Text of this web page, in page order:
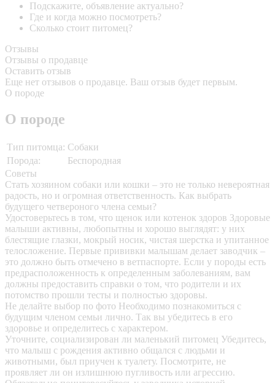
Подскажите, объявление актуально?
Где и когда можно посмотреть?
Сколько стоит питомец?
Отзывы
Отзывы о продавце
Оставить отзыв
Еще нет отзывов о продавце. Ваш отзыв будет первым.
О породе
О породе
Тип питомца: Собаки
Порода:
Беспородная
Советы
Стать хозяином собаки или кошки – это не только невероятная
радость, но и огромная ответственность. Как выбрать
будущего четвероного члена семьи?
Удостоверьтесь в том, что щенок или котенок здоров Здоровые
малыши активны, любопытны и хорошо выглядят: у них
блестящие глазки, мокрый носик, чистая шерстка и упитанное
телосложение. Первые прививки малышам делает заводчик –
это должно быть отмечено в ветпаспорте. Если у породы есть
предрасположенность к определенным заболеваниям, вам
должны предоставить справки о том, что родители и их
потомство прошли тесты и полностью здоровы.
Не делайте выбор по фото Необходимо познакомиться с
будущим членом семьи лично. Так вы убедитесь в его
здоровье и определитесь с характером.
Уточните, социализирован ли маленький питомец Убедитесь,
что малыш с рождения активно общался с людьми и
животными, был приучен к туалету. Посмотрите, не
проявляет ли он излишнюю пугливость или агрессию.